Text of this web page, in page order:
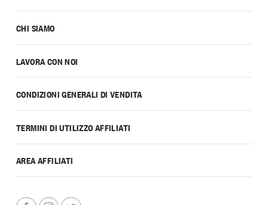
CHI SIAMO
LAVORA CON NOI
CONDIZIONI GENERALI DI VENDITA
TERMINI DI UTILIZZO AFFILIATI
AREA AFFILIATI